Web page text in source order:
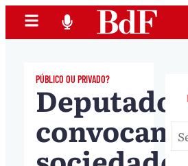
PÚBLICO OU PRIVADO?
Deputados
convocam